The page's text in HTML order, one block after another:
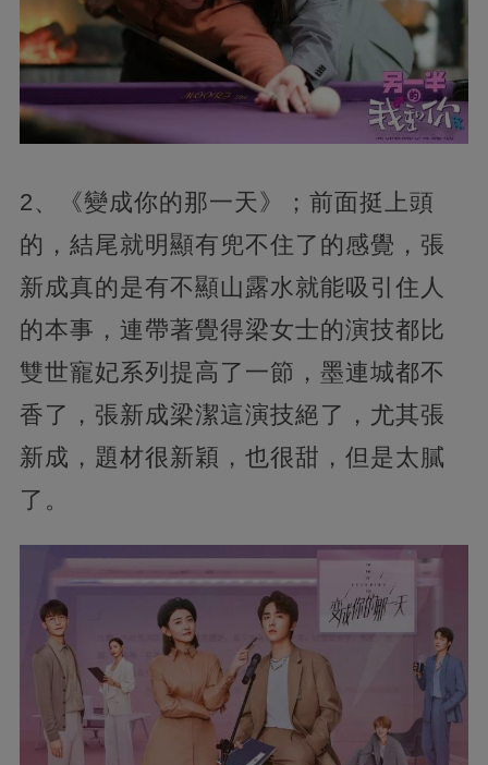
2、《變成你的那一天》；前面挺上頭
的， 結尾就明顯有兜不住了的感覺，張
新成真的是有不顯山露水就能吸引住人
的本事，連帶著覺得梁女士的演技都比
雙世寵妃系列提高了一節，墨連城都不
香了，張新成梁潔這演技絕了， 尤其張
新成，題材很新穎，也很甜，但是太膩
了。